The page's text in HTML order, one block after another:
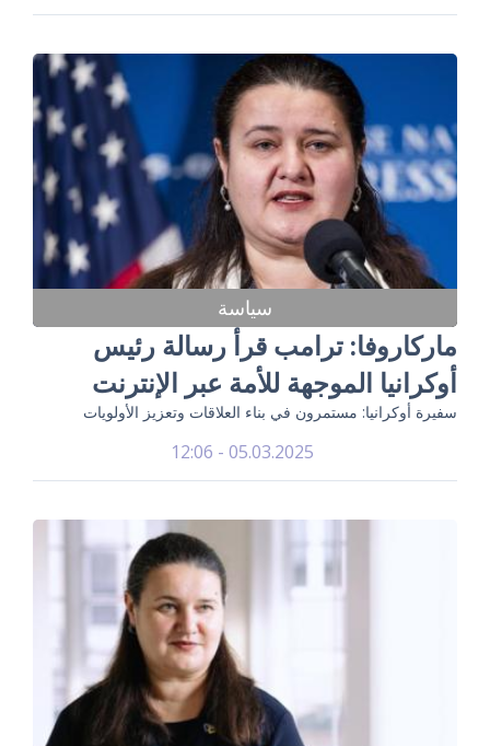
سياسة
ماركاروفا: ترامب قرأ رسالة رئيس
أوكرانيا الموجهة للأمة عبر الإنترنت
سفيرة أوكرانيا: مستمرون في بناء العلاقات وتعزيز الأولويات
05.03.2025 - 12:06